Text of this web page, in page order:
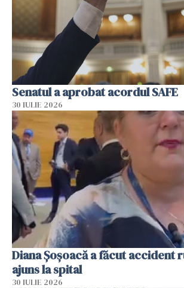
Senatul a aprobat acordul SAFE
30 IULIE 2026
Diana Șoșoacă a făcut accident
ajuns la spital
30 IULIE 2026